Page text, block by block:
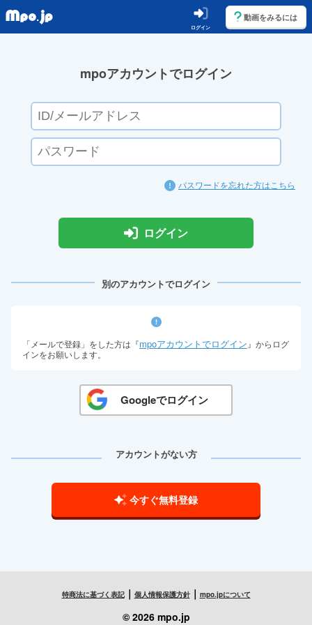
ログイン
動画をみるには
mpoアカウントでログイン
パスワードを忘れた方はこちら
ログイン
別のアカウントでログイン
「メールで登録」をした方は『mpoアカウントでログイン 』からログ
インをお願いします。
Googleでログイン
アカウントがない方
今すぐ無料登録
特商法に基づく表記｜ 個人情報保護方針｜ mpo.jpについて
© 2026 mpo.jp